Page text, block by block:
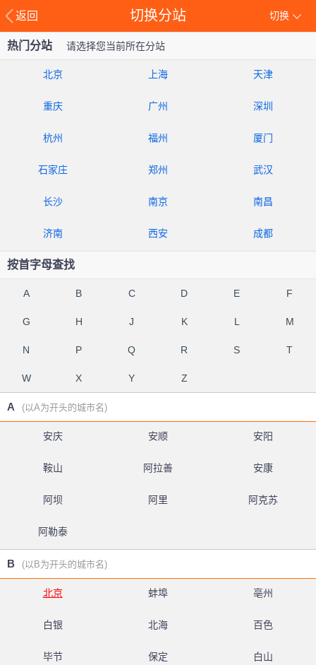
返回 切换
切换分站
热门分站 请选择您当前所在分站
北京 上海 天津
重庆 广州 深圳
杭州 福州 厦门
石家庄 郑州 武汉
长沙 南京 南昌
济南 西安 成都
按首字母查找
A B C D E F
G H J K L M
N P Q R S T
W X Y Z
A (以A为开头的城市名)
安庆 安顺 安阳
鞍山 阿拉善 安康
阿坝 阿里 阿克苏
阿勒泰
B (以B为开头的城市名)
北京 蚌埠 亳州
白银 北海 百色
毕节 保定 白山